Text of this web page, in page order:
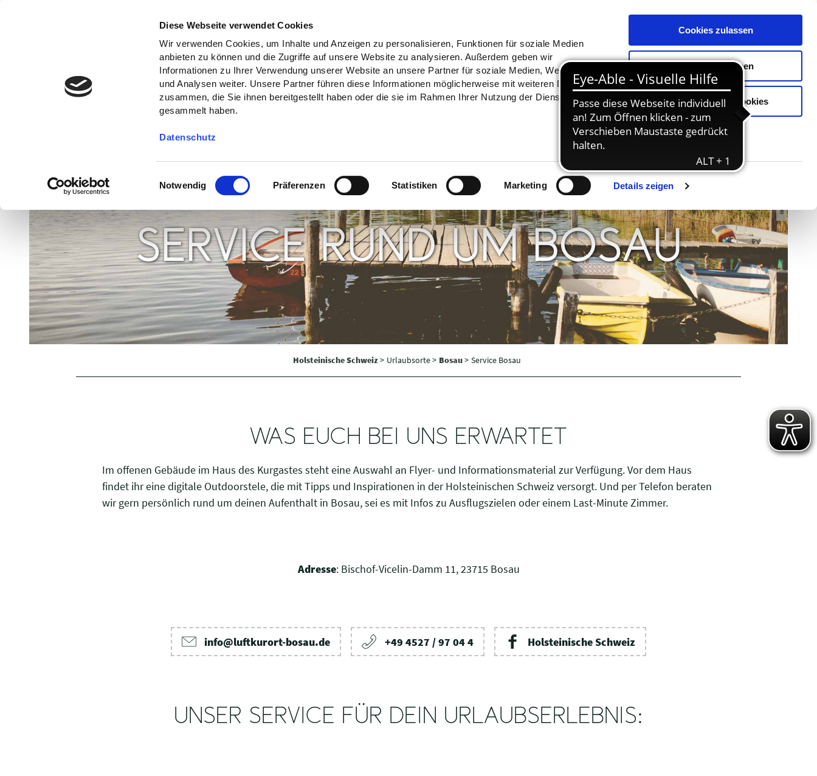
Diese Webseite verwendet Cookies
Wir verwenden Cookies, um Inhalte und Anzeigen zu personalisieren, Funktionen für soziale Medien
anbieten zu können und die Zugriffe auf unsere Website zu analysieren. Außerdem geben wir
Informationen zu Ihrer Verwendung unserer Website an unsere Partner für soziale Medien, Werbung
und Analysen weiter. Unsere Partner führen diese Informationen möglicherweise mit weiteren Daten
zusammen, die Sie ihnen bereitgestellt haben oder die sie im Rahmen Ihrer Nutzung der Dienste
gesammelt haben.
Datenschutz
i
w
i
l
l
i
g
u
n
g
Notwendig Präferenzen Statistiken Marketing Details zeigen
Cookies zulassen
Auswahl erlauben
Nur notwendige Cookies
Erlebnisse Buchen
SERVICE RUND UM BOSAU
Holsteinische Schweiz> Urlaubsorte > Bosau> Service Bosau
WAS EUCH BEI UNS ERWARTET
Im offenen Gebäude im Haus des Kurgastes steht eine Auswahl an Flyer- und Informationsmaterial zur Verfügung. Vor dem Haus
findet ihr eine digitale Outdoorstele, die mit Tipps und Inspirationen in der Holsteinischen Schweiz versorgt. Und per Telefon beraten
wir gern persönlich rund um deinen Aufenthalt in Bosau, sei es mit Infos zu Ausflugszielen oder einem Last-Minute Zimmer.
Adresse: Bischof-Vicelin-Damm 11, 23715 Bosau
info@luftkurort-bosau.de +49 4527 / 97 04 4 Holsteinische Schweiz
UNSER SERVICE FÜR DEIN URLAUBSERLEBNIS: